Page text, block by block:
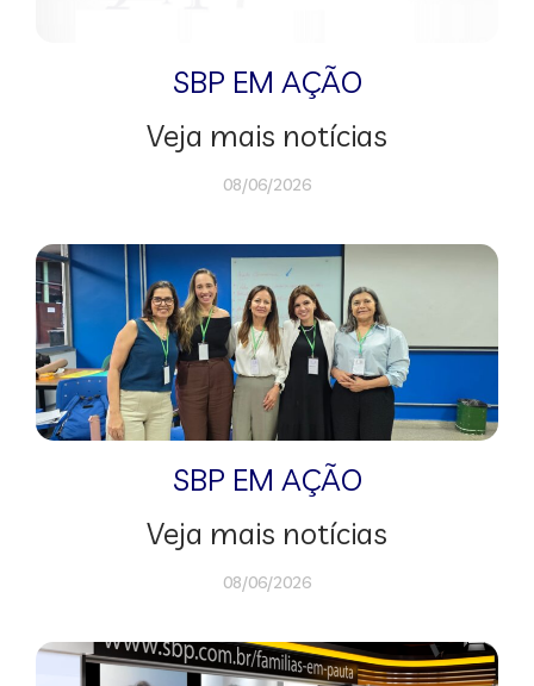
SBP EM AÇÃO
Veja mais notícias
08/06/2026
SBP EM AÇÃO
Veja mais notícias
08/06/2026